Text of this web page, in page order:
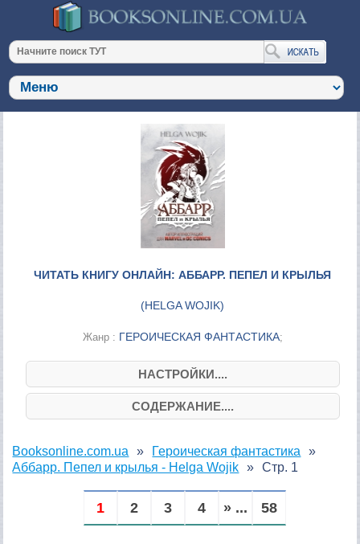
ЧИТАТЬ КНИГУ ОНЛАЙН: АББАРР. ПЕПЕЛ И КРЫЛЬЯ
(HELGA WOJIK)
Жанр : ГЕРОИЧЕСКАЯ ФАНТАСТИКА;
НАСТРОЙКИ....
СОДЕРЖАНИЕ....
Booksonline.com.ua
Героическая фантастика
Аббарр. Пепел и крылья - Helga Wojik
Стр. 1
1 2 3 4 » ... 58